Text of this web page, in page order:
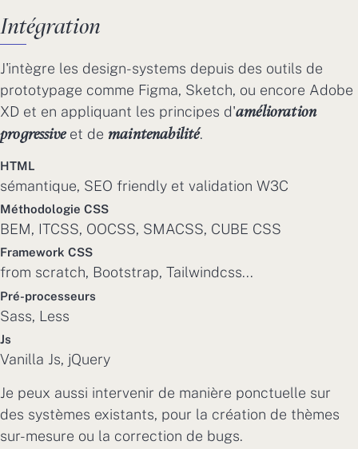
Intégration
J'intègre les design-systems depuis des outils de
prototypage comme Figma, Sketch, ou encore Adobe
XD et en appliquant les principes d'amélioration
progressiveet demaintenabilité.
HTML
sémantique, SEO friendly et validation W3C
Méthodologie CSS
BEM, ITCSS, OOCSS, SMACSS, CUBE CSS
Framework CSS
from scratch, Bootstrap, Tailwindcss...
Pré-processeurs
Sass, Less
Js
Vanilla Js, jQuery
Je peux aussi intervenir de manière ponctuelle sur
des systèmes existants, pour la création de thèmes
sur-mesure ou la correction de bugs.